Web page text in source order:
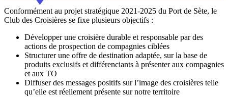
Conformément au projet stratégique 2021-2025 du Port de Sète, le
Club des Croisières se fixe plusieurs objectifs :
Développer une croisière durable et responsable par des
actions de prospection de compagnies ciblées
Structurer une offre de destination adaptée, sur la base de
produits exclusifs et différenciants à présenter aux compagnies
et aux TO
Diffuser des messages positifs sur l’image des croisières telle
qu’elle est réellement présente sur notre territoire